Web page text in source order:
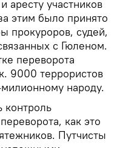
аресту участников
этим было принято
прокуроров, судей,
с Гюленом.
переворота
9000 террористов
народу.
контроль
как это
Путчисты